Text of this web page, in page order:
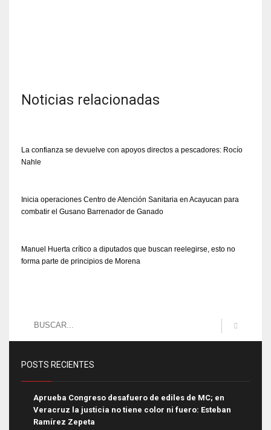
Noticias relacionadas
La confianza se devuelve con apoyos directos a pescadores: Rocío
Nahle
Inicia operaciones Centro de Atención Sanitaria en Acayucan para
combatir el Gusano Barrenador de Ganado
Manuel Huerta crítico a diputados que buscan reelegirse, esto no
forma parte de principios de Morena
POSTS RECIENTES
Aprueba Congreso desafuero de ediles de MC; en
Veracruz la justicia no tiene color ni fuero: Esteban
Ramírez Zepeta